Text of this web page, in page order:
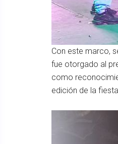
Con este marco,
fue otorgado al
como
edición de la